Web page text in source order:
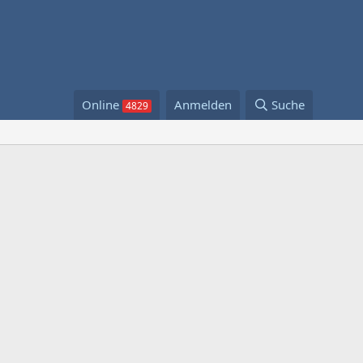
Online Anmelden Suche